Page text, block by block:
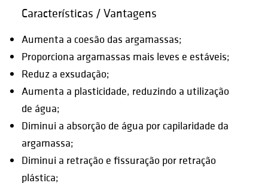
Características / Vantagens
Aumenta a coesão das argamassas;
Proporciona argamassas mais leves e estáveis;
Reduz a exsudação;
Aumenta a plasticidade, reduzindo a utilização
de água;
Diminui a absorção de água por capilaridade da
argamassa;
Diminui a retração e fissuração por retração
plástica;